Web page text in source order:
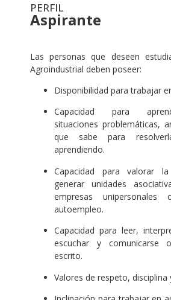
PERFIL
Aspirante
Las personas que deseen
Agroindustrial deben poseer:
Disponibilidad para trabajar
Capacidad para
situaciones problemáticas,
que sabe para
aprendiendo.
Capacidad para valorar
generar unidades
empresas
autoempleo.
Capacidad para leer,
escuchar y comunicarse
escrito.
Valores de respeto, disciplina